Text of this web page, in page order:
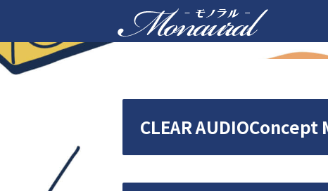
CLEAR AUDIOConcept